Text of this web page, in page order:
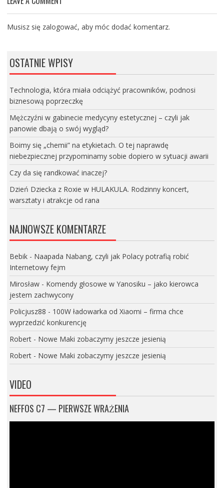
Musisz się zalogować, aby móc dodać komentarz.
OSTATNIE WPISY
Technologia, która miała odciążyć pracowników, podnosi
biznesową poprzeczkę
Mężczyźni w gabinecie medycyny estetycznej – czyli jak
panowie dbają o swój wygląd?
Boimy się „chemii” na etykietach. O tej naprawdę
niebezpiecznej przypominamy sobie dopiero w sytuacji awarii
Czy da się randkować inaczej?
Dzień Dziecka z Roxie w HULAKULA. Rodzinny koncert,
warsztaty i atrakcje od rana
NAJNOWSZE KOMENTARZE
Bebik- Naapada Nabang, czyli jak Polacy potrafią robić
Internetowy fejm
Mirosław- Komendy głosowe w Yanosiku – jako kierowca
jestem zachwycony
Policjusz88 - 100W ładowarka od Xiaomi – firma chce
wyprzedzić konkurencję
Robert- Nowe Maki zobaczymy jeszcze jesienią
Robert- Nowe Maki zobaczymy jeszcze jesienią
VIDEO
NEFFOS C7 — PIERWSZE WRAŻENIA